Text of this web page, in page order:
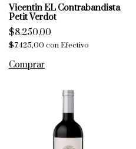
Vicentin EL Contrabandista
Petit Verdot
$8.250,00
$7.425,00 conEfectivo